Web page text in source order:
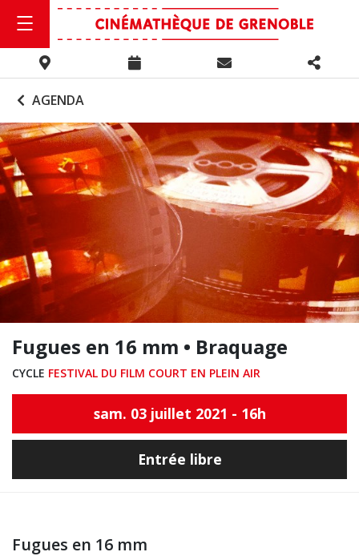
AGENDA
Fugues en 16 mm • Braquage
CYCLE FESTIVAL DU FILM COURT EN PLEIN AIR
sam. 03 juillet 2021 - 16h
Entrée libre
Fugues en 16 mm